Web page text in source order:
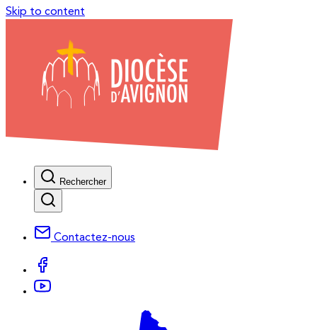
Skip to content
Rechercher
Contactez-nous